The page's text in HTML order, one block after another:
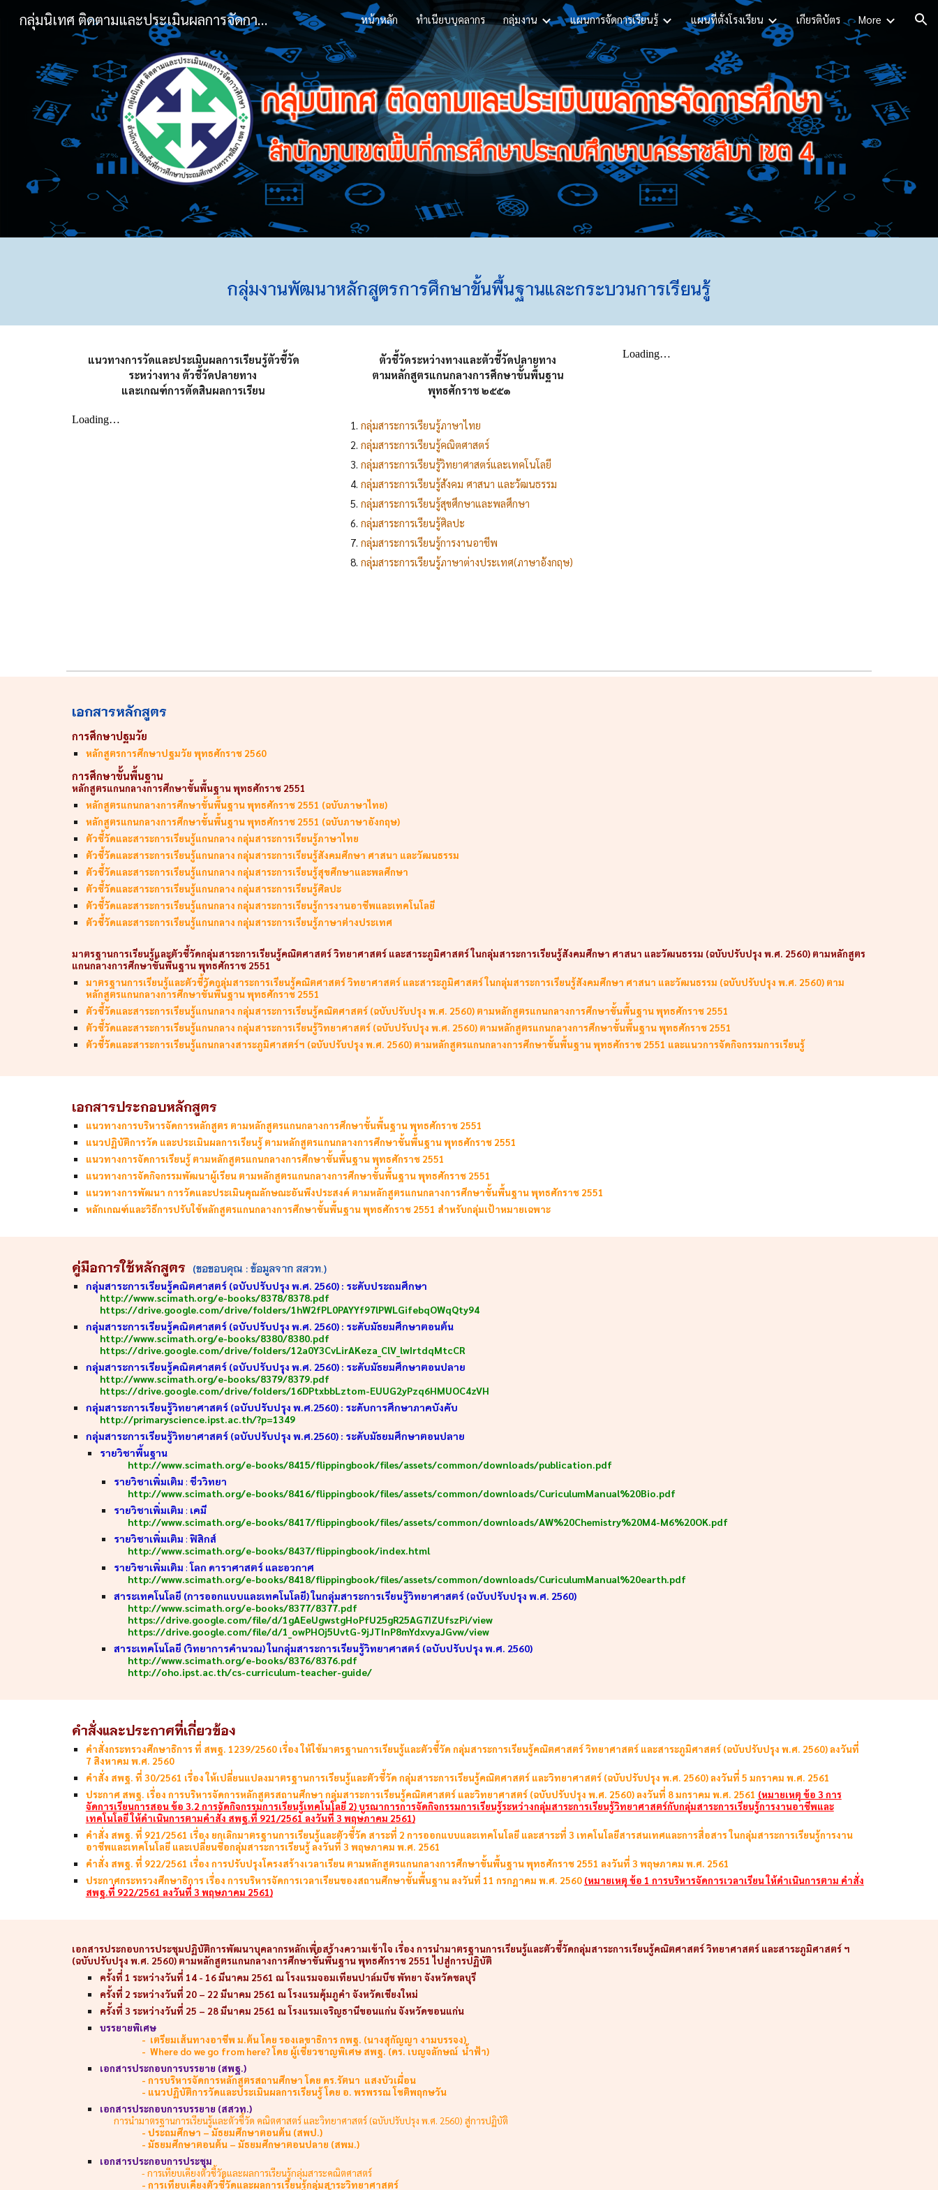
Skip to main content Skip to navigation
กลุ่มนิเทศ ติดตามและประเมินผลการจัดการศึกษา หน้าหลัก ทำเนียบบุคลากร กลุ่มงาน แผนการจัดการเรียนรู้ แผนที่ตั้งโรงเรียน เกียรติบัตร More
กลุ่มงานพัฒนาหลักสูตรการศึกษาขั้นพื้นฐานและกระบวนการเรียนรู้
แนวทางการวัดและประเมินผลการเรียนรู้ตัวชี้วัด
ระหว่างทาง ตัวชี้วัดปลายทาง
และเกณฑ์การตัดสินผลการเรียน
ตัวชี้วัดระหว่างทางและตัวชี้วัดปลายทาง
ตามหลักสูตรแกนกลางการศึกษาขั้นพื้นฐาน
พุทธศักราช ๒๕๕๑
กลุ่มสาระการเรียนรู้ภาษาไทย
กลุ่มสาระการเรียนรู้คณิตศาสตร์
กลุ่มสาระการเรียนรู้วิทยาศาสตร์และเทคโนโลยี
กลุ่มสาระการเรียนรู้สังคม ศาสนา และวัฒนธรรม
กลุ่มสาระการเรียนรู้สุขศึกษาและพลศึกษา
กลุ่มสาระการเรียนรู้ศิลปะ
กลุ่มสาระการเรียนรู้การงานอาชีพ
กลุ่มสาระการเรียนรู้ภาษาต่างประเทศ(ภาษาอังกฤษ)
เอกสารหลักสูตร
การศึกษาปฐมวัย
หลักสูตรการศึกษาปฐมวัย พุทธศักราช 2560
การศึกษาขั้นพื้นฐาน
หลักสูตรแกนกลางการศึกษาขั้นพื้นฐาน พุทธศักราช 2551
หลักสูตรแกนกลางการศึกษาขั้นพื้นฐาน พุทธศักราช 2551 (ฉบับภาษาไทย)
หลักสูตรแกนกลางการศึกษาขั้นพื้นฐาน พุทธศักราช 2551 (ฉบับภาษาอังกฤษ)
ตัวชี้วัดและสาระการเรียนรู้แกนกลาง กลุ่มสาระการเรียนรู้ภาษาไทย
ตัวชี้วัดและสาระการเรียนรู้แกนกลาง กลุ่มสาระการเรียนรู้สังคมศึกษา ศาสนา และวัฒนธรรม
ตัวชี้วัดและสาระการเรียนรู้แกนกลาง กลุ่มสาระการเรียนรู้สุขศึกษาและพลศึกษา
ตัวชี้วัดและสาระการเรียนรู้แกนกลาง กลุ่มสาระการเรียนรู้ศิลปะ
ตัวชี้วัดและสาระการเรียนรู้แกนกลาง กลุ่มสาระการเรียนรู้การงานอาชีพและเทคโนโลยี
ตัวชี้วัดและสาระการเรียนรู้แกนกลาง กลุ่มสาระการเรียนรู้ภาษาต่างประเทศ
มาตรฐานการเรียนรู้และตัวชี้วัดกลุ่มสาระการเรียนรู้คณิตศาสตร์ วิทยาศาสตร์ และสาระภูมิศาสตร์ ในกลุ่มสาระการเรียนรู้สังคมศึกษา ศาสนา และวัฒนธรรม (ฉบับปรับปรุง พ.ศ. 2560) ตามหลักสูตร
แกนกลางการศึกษาขั้นพื้นฐาน พุทธศักราช 2551
มาตรฐานการเรียนรู้และตัวชี้วัดกลุ่มสาระการเรียนรู้คณิตศาสตร์ วิทยาศาสตร์ และสาระภูมิศาสตร์ ในกลุ่มสาระการเรียนรู้สังคมศึกษา ศาสนา และวัฒนธรรม (ฉบับปรับปรุง พ.ศ. 2560) ตาม
หลักสูตรแกนกลางการศึกษาขั้นพื้นฐาน พุทธศักราช 2551
ตัวชี้วัดและสาระการเรียนรู้แกนกลาง กลุ่มสาระการเรียนรู้คณิตศาสตร์ (ฉบับปรับปรุง พ.ศ. 2560) ตามหลักสูตรแกนกลางการศึกษาขั้นพื้นฐาน พุทธศักราช 2551
ตัวชี้วัดและสาระการเรียนรู้แกนกลาง กลุ่มสาระการเรียนรู้วิทยาศาสตร์ (ฉบับปรับปรุง พ.ศ. 2560) ตามหลักสูตรแกนกลางการศึกษาขั้นพื้นฐาน พุทธศักราช 2551
ตัวชี้วัดและสาระการเรียนรู้แกนกลางสาระภูมิศาสตร์ฯ (ฉบับปรับปรุง พ.ศ. 2560) ตามหลักสูตรแกนกลางการศึกษาขั้นพื้นฐาน พุทธศักราช 2551 และแนวการจัดกิจกรรมการเรียนรู้
เอกสารประกอบหลักสูตร
แนวทางการบริหารจัดการหลักสูตร ตามหลักสูตรแกนกลางการศึกษาขั้นพื้นฐาน พุทธศักราช 2551
แนวปฏิบัติการวัด และประเมินผลการเรียนรู้ ตามหลักสูตรแกนกลางการศึกษาขั้นพื้นฐาน พุทธศักราช 2551
แนวทางการจัดการเรียนรู้ ตามหลักสูตรแกนกลางการศึกษาขั้นพื้นฐาน พุทธศักราช 2551
แนวทางการจัดกิจกรรมพัฒนาผู้เรียน ตามหลักสูตรแกนกลางการศึกษาขั้นพื้นฐาน พุทธศักราช 2551
แนวทางการพัฒนา การวัดและประเมินคุณลักษณะอันพึงประสงค์ ตามหลักสูตรแกนกลางการศึกษาขั้นพื้นฐาน พุทธศักราช 2551
หลักเกณฑ์และวิธีการปรับใช้หลักสูตรแกนกลางการศึกษาขั้นพื้นฐาน พุทธศักราช 2551 สำหรับกลุ่มเป้าหมายเฉพาะ
คู่มือการใช้หลักสูตร (ขอขอบคุณ : ข้อมูลจาก สสวท.)
กลุ่มสาระการเรียนรู้คณิตศาสตร์ (ฉบับปรับปรุง พ.ศ. 2560) : ระดับประถมศึกษา
http://www.scimath.org/e-books/8378/8378.pdf
https://drive.google.com/drive/folders/1hW2fPL0PAYYf97lPWLGifebqOWqQty94
กลุ่มสาระการเรียนรู้คณิตศาสตร์ (ฉบับปรับปรุง พ.ศ. 2560) : ระดับมัธยมศึกษาตอนต้น
http://www.scimath.org/e-books/8380/8380.pdf
https://drive.google.com/drive/folders/12a0Y3CvLirAKeza_ClV_lwIrtdqMtcCR
กลุ่มสาระการเรียนรู้คณิตศาสตร์ (ฉบับปรับปรุง พ.ศ. 2560) : ระดับมัธยมศึกษาตอนปลาย
http://www.scimath.org/e-books/8379/8379.pdf
https://drive.google.com/drive/folders/16DPtxbbLztom-EUUG2yPzq6HMUOC4zVH
กลุ่มสาระการเรียนรู้วิทยาศาสตร์ (ฉบับปรับปรุง พ.ศ.2560) : ระดับการศึกษาภาคบังคับ
http://primaryscience.ipst.ac.th/?p=1349
กลุ่มสาระการเรียนรู้วิทยาศาสตร์ (ฉบับปรับปรุง พ.ศ.2560) : ระดับมัธยมศึกษาตอนปลาย
รายวิชาพื้นฐาน
http://www.scimath.org/e-books/8415/flippingbook/files/assets/common/downloads/publication.pdf
รายวิชาเพิ่มเติม : ชีววิทยา
http://www.scimath.org/e-books/8416/flippingbook/files/assets/common/downloads/CuriculumManual%20Bio.pdf
รายวิชาเพิ่มเติม : เคมี
http://www.scimath.org/e-books/8417/flippingbook/files/assets/common/downloads/AW%20Chemistry%20M4-M6%20OK.pdf
รายวิชาเพิ่มเติม : ฟิสิกส์
http://www.scimath.org/e-books/8437/flippingbook/index.html
รายวิชาเพิ่มเติม :โลก ดาราศาสตร์ และอวกาศ
http://www.scimath.org/e-books/8418/flippingbook/files/assets/common/downloads/CuriculumManual%20earth.pdf
สาระเทคโนโลยี (การออกแบบและเทคโนโลยี) ในกลุ่มสาระการเรียนรู้วิทยาศาสตร์ (ฉบับปรับปรุง พ.ศ. 2560)
http://www.scimath.org/e-books/8377/8377.pdf
https://drive.google.com/file/d/1gAEeUgwstgHoPfU25gR25AG7IZUfszPi/view
https://drive.google.com/file/d/1_owPHOj5UvtG-9jJTInP8mYdxvyaJGvw/view
สาระเทคโนโลยี (วิทยาการคำนวณ) ในกลุ่มสาระการเรียนรู้วิทยาศาสตร์ (ฉบับปรับปรุง พ.ศ. 2560)
http://www.scimath.org/e-books/8376/8376.pdf
http://oho.ipst.ac.th/cs-curriculum-teacher-guide/
คำสั่งและประกาศที่เกี่ยวข้อง
คำสั่งกระทรวงศึกษาธิการ ที่ สพฐ. 1239/2560 เรื่อง ให้ใช้มาตรฐานการเรียนรู้และตัวชี้วัด กลุ่มสาระการเรียนรู้คณิตศาสตร์ วิทยาศาสตร์ และสาระภูมิศาสตร์ (ฉบับปรับปรุง พ.ศ. 2560) ลงวันที่
7 สิงหาคม พ.ศ. 2560
คำสั่ง สพฐ. ที่ 30/2561 เรื่อง ให้เปลี่ยนแปลงมาตรฐานการเรียนรู้และตัวชี้วัด กลุ่มสาระการเรียนรู้คณิตศาสตร์ และวิทยาศาสตร์ (ฉบับปรับปรุง พ.ศ. 2560) ลงวันที่ 5 มกราคม พ.ศ. 2561
ประกาศ สพฐ. เรื่อง การบริหารจัดการหลักสูตรสถานศึกษา กลุ่มสาระการเรียนรู้คณิตศาสตร์ และวิทยาศาสตร์ (ฉบับปรับปรุง พ.ศ. 2560) ลงวันที่ 8 มกราคม พ.ศ. 2561 (หมายเหตุ ข้อ 3 การ
จัดการเรียนการสอน ข้อ 3.2 การจัดกิจกรรมการเรียนรู้เทคโนโลยี 2) บูรณาการการจัดกิจกรรมการเรียนรู้ระหว่างกลุ่มสาระการเรียนรู้วิทยาศาสตร์กับกลุ่มสาระการเรียนรู้การงานอาชีพและ
เทคโนโลยี ให้ดำเนินการตามคำสั่ง สพฐ.ที่ 921/2561 ลงวันที่ 3 พฤษภาคม 2561)
คำสั่ง สพฐ. ที่ 921/2561 เรื่อง ยกเลิกมาตรฐานการเรียนรู้และตัวชี้วัด สาระที่ 2 การออกแบบและเทคโนโลยี และสาระที่ 3 เทคโนโลยีสารสนเทศและการสื่อสาร ในกลุ่มสาระการเรียนรู้การงาน
อาชีพและเทคโนโลยี และเปลี่ยนชื่อกลุ่มสาระการเรียนรู้ ลงวันที่ 3 พฤษภาคม พ.ศ. 2561
คำสั่ง สพฐ. ที่ 922/2561 เรื่อง การปรับปรุงโครงสร้างเวลาเรียน ตามหลักสูตรแกนกลางการศึกษาขั้นพื้นฐาน พุทธศักราช 2551 ลงวันที่ 3 พฤษภาคม พ.ศ. 2561
ประกาศกระทรวงศึกษาธิการ เรื่อง การบริหารจัดการเวลาเรียนของสถานศึกษาขั้นพื้นฐาน ลงวันที่ 11 กรกฎาคม พ.ศ. 2560 (หมายเหตุ ข้อ 1 การบริหารจัดการเวลาเรียน ให้ดำเนินการตาม คำสั่ง
สพฐ.ที่ 922/2561 ลงวันที่ 3 พฤษภาคม 2561)
เอกสารประกอบการประชุมปฏิบัติการพัฒนาบุคลากรหลักเพื่อสร้างความเข้าใจ เรื่อง การนำมาตรฐานการเรียนรู้และตัวชี้วัดกลุ่มสาระการเรียนรู้คณิตศาสตร์ วิทยาศาสตร์ และสาระภูมิศาสตร์ ฯ
(ฉบับปรับปรุง พ.ศ. 2560) ตามหลักสูตรแกนกลางการศึกษาขั้นพื้นฐาน พุทธศักราช 2551 ไปสู่การปฏิบัติ
ครั้งที่ 1 ระหว่างวันที่ 14 - 16 มีนาคม 2561 ณ โรงแรมจอมเทียนปาล์มบีช พัทยา จังหวัดชลบุรี
ครั้งที่ 2 ระหว่างวันที่ 20 – 22 มีนาคม 2561 ณ โรงแรมคุ้มภูคำ จังหวัดเชียงใหม่
ครั้งที่ 3 ระหว่างวันที่ 25 – 28 มีนาคม 2561 ณ โรงแรมเจริญธานีขอนแก่น จังหวัดขอนแก่น
บรรยายพิเศษ
- เตรียมเส้นทางอาชีพ ม.ต้น โดย รองเลขาธิการ กพฐ. (นางสุกัญญา งามบรรจง)
- Where do we go from here? โดย ผู้เชี่ยวชาญพิเศษ สพฐ. (ดร. เบญจลักษณ์ น้ำฟ้า)
เอกสารประกอบการบรรยาย (สพฐ.)
- การบริหารจัดการหลักสูตรสถานศึกษา โดย ดร.รัตนา แสงบัวเผื่อน
- แนวปฏิบัติการวัดและประเมินผลการเรียนรู้ โดย อ. พรพรรณ โชติพฤกษวัน
เอกสารประกอบการบรรยาย (สสวท.)
การนำมาตรฐานการเรียนรู้และตัวชี้วัด คณิตศาสตร์ และวิทยาศาสตร์ (ฉบับปรับปรุง พ.ศ. 2560) สู่การปฏิบัติ
- ประถมศึกษา – มัธยมศึกษาตอนต้น (สพป.)
- มัธยมศึกษาตอนต้น – มัธยมศึกษาตอนปลาย (สพม.)
เอกสารประกอบการประชุม
- การเทียบเคียงตัวชี้วัดและผลการเรียนรู้กลุ่มสาระคณิตศาสตร์
- การเทียบเคียงตัวชี้วัดและผลการเรียนรู้กลุ่มสาระวิทยาศาสตร์